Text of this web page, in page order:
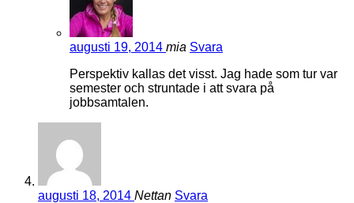
augusti 19, 2014 mia Svara
Perspektiv kallas det visst. Jag hade som tur var
semester och struntade i att svara på
jobbsamtalen.
augusti 18, 2014 Nettan Svara